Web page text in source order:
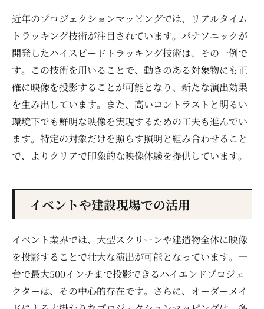
近年のプロジェクションマッピングでは、リアルタイム
トラッキング技術が注目されています。パナソニックが
開発したハイスピードトラッキング技術は、その一例で
す。この技術を用いることで、動きのある対象物にも正
確に映像を投影することが可能となり、新たな演出効果
を生み出しています。また、高いコントラストと明るい
環境下でも鮮明な映像を実現するための工夫も進んでい
ます。特定の対象だけを照らす照明と組み合わせること
で、よりクリアで印象的な映像体験を提供しています。
イベントや建設現場での活用
イベント業界では、大型スクリーンや建造物全体に映像
を投影することで壮大な演出が可能となっています。一
台で最大500インチまで投影できるハイエンドプロジェ
クターは、その中心的存在です。さらに、オーダーメイ